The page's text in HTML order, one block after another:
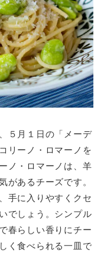
５月１日の「メーデ
リーノ・ロマーノを
ノ・ロマーノは、羊
があるチーズです。
手に入りやすくクセ
でしょう。シンプル
春らしい香りにチー
く食べられる一皿で